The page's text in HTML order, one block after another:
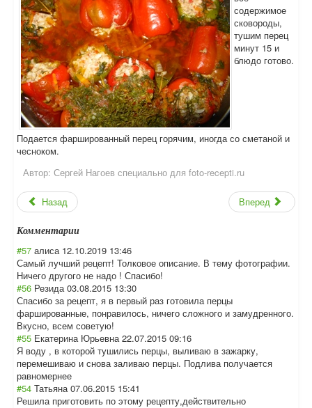
содержимое
сковороды,
тушим перец
минут 15 и
блюдо готово.
Подается фаршированный перец горячим, иногда со сметаной и
чесноком.
Автор: Сергей Нагоев специально для foto-recepti.ru
Назад Вперед
Комментарии
#57 алиса 12.10.2019 13:46
Самый лучший рецепт! Толковое описание. В тему фотографии.
Ничего другого не надо ! Спасибо!
#56 Резида 03.08.2015 13:30
Спасибо за рецепт, я в первый раз готовила перцы
фаршированные, понравилось, ничего сложного и замудренного.
Вкусно, всем советую!
#55 Екатерина Юрьевна 22.07.2015 09:16
Я воду , в которой тушились перцы, выливаю в зажарку,
перемешиваю и снова заливаю перцы. Подлива получается
равномернее
#54 Татьяна 07.06.2015 15:41
Решила приготовить по этому рецепту,действительно